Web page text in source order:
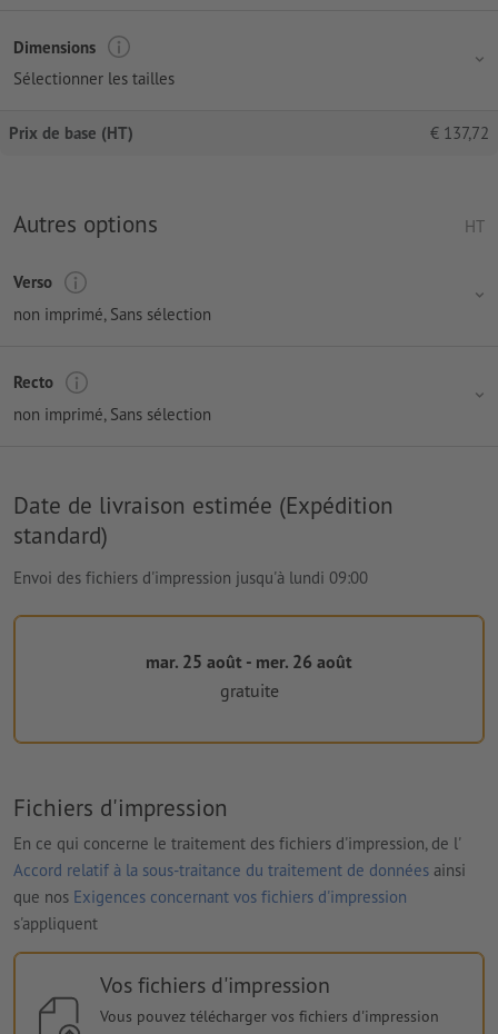
Dimensions
Sélectionner les tailles
Prix de base (HT) € 137,72
Autres options HT
Verso
non imprimé, Sans sélection
Recto
non imprimé, Sans sélection
Date de livraison estimée (Expédition
standard)
Envoi des fichiers d'impression jusqu'à lundi 09:00
mar. 25 août - mer. 26 août
gratuite
Fichiers d'impression
En ce qui concerne le traitement des fichiers d'impression, de l'
Accord relatif à la sous-traitance du traitement de données ainsi
que nos Exigences concernant vos fichiers d'impression
s'appliquent
Vos fichiers d'impression
Vous pouvez télécharger vos fichiers d'impression